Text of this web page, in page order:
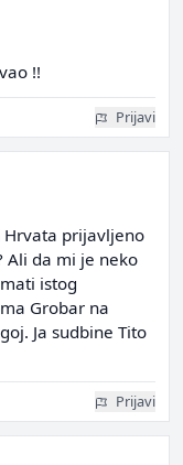
!!
Prijavi
Hrvata prijavljeno
Ali da mi je neko
istog
Grobar na
Ja sudbine Tito
Prijavi